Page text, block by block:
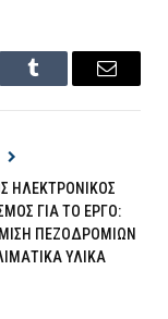
Tumblr Email
ΗΛΕΚΤΡΟΝΙΚΟΣ
ΓΙΑ ΤΟ ΕΡΓΟ:
ΠΕΖΟΔΡΟΜΙΩΝ
ΥΛΙΚΑ